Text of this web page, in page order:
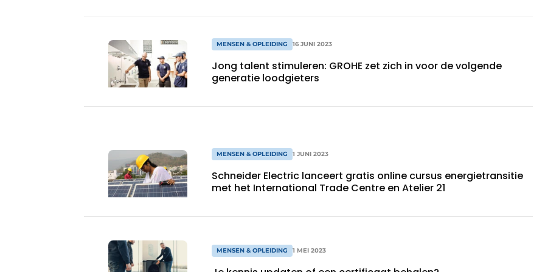
MENSEN & OPLEIDING 16 JUNI 2023
Jong talent stimuleren: GROHE zet zich in voor de volgende
generatie loodgieters
MENSEN & OPLEIDING 1 JUNI 2023
Schneider Electric lanceert gratis online cursus energietransitie
met het International Trade Centre en Atelier 21
MENSEN & OPLEIDING 1 MEI 2023